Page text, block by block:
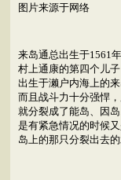
图片来源于网络
来岛通总出生于1561
村上通康的第四个儿
出生于濑户内海上的
而且战斗力十分强悍
就分裂成了能岛、因
是有紧急情况的时候
岛上的那只分裂出去的